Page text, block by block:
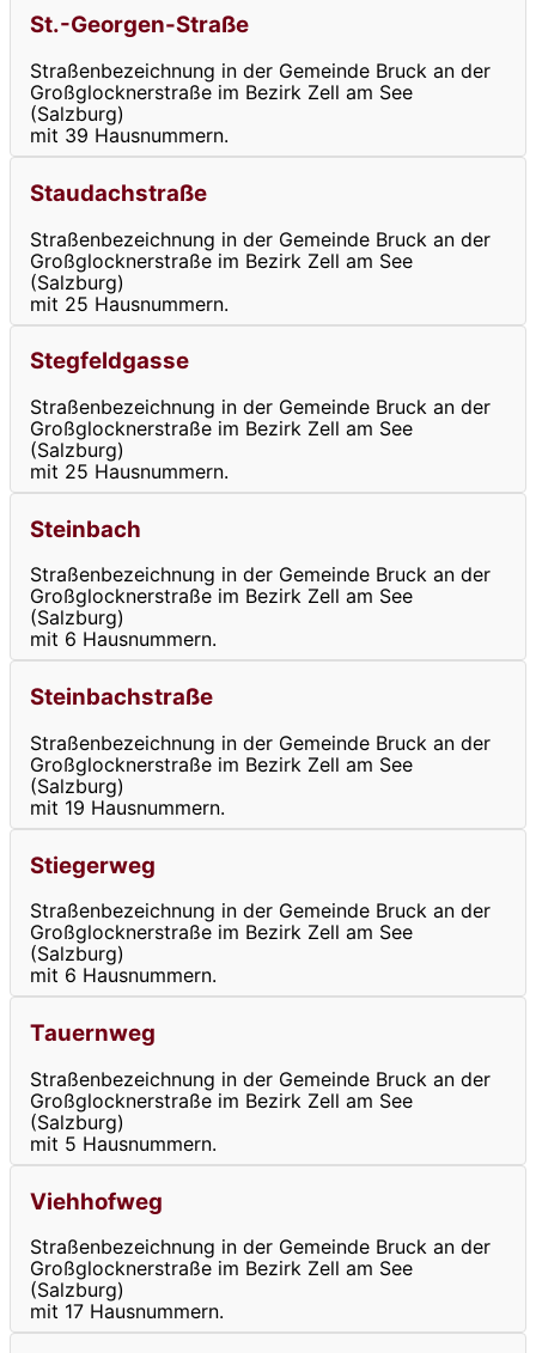
St.-Georgen-Straße
Straßenbezeichnung in der Gemeinde Bruck an der
Großglocknerstraße im Bezirk Zell am See
(Salzburg)
mit 39 Hausnummern.
Staudachstraße
Straßenbezeichnung in der Gemeinde Bruck an der
Großglocknerstraße im Bezirk Zell am See
(Salzburg)
mit 25 Hausnummern.
Stegfeldgasse
Straßenbezeichnung in der Gemeinde Bruck an der
Großglocknerstraße im Bezirk Zell am See
(Salzburg)
mit 25 Hausnummern.
Steinbach
Straßenbezeichnung in der Gemeinde Bruck an der
Großglocknerstraße im Bezirk Zell am See
(Salzburg)
mit 6 Hausnummern.
Steinbachstraße
Straßenbezeichnung in der Gemeinde Bruck an der
Großglocknerstraße im Bezirk Zell am See
(Salzburg)
mit 19 Hausnummern.
Stiegerweg
Straßenbezeichnung in der Gemeinde Bruck an der
Großglocknerstraße im Bezirk Zell am See
(Salzburg)
mit 6 Hausnummern.
Tauernweg
Straßenbezeichnung in der Gemeinde Bruck an der
Großglocknerstraße im Bezirk Zell am See
(Salzburg)
mit 5 Hausnummern.
Viehhofweg
Straßenbezeichnung in der Gemeinde Bruck an der
Großglocknerstraße im Bezirk Zell am See
(Salzburg)
mit 17 Hausnummern.